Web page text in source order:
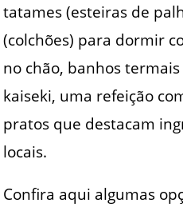
tatames (esteiras de
(colchões) para dormir
no chão, banhos
kaiseki, uma refeição
pratos que destacam
locais.
Confira aqui algumas